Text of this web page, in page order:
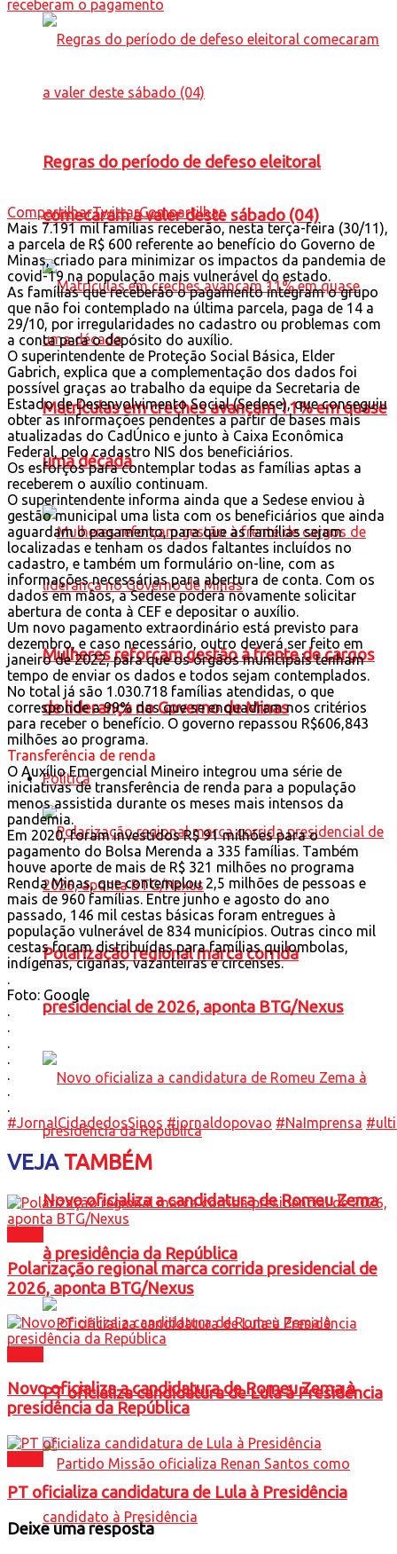
Regras do período de defeso eleitoral
comecaram a valer deste sábado (04)
Matrículas em creches avançam 11% em quase
uma década
Mulheres reforçam gestão à frente de cargos
de liderança no Governo de Minas
Política
Polarização regional marca corrida
presidencial de 2026, aponta BTG/Nexus
Novo oficializa a candidatura de Romeu Zema
à presidência da República
PT oficializa candidatura de Lula à Presidência
CompartilharTwittarCompartilhar
Mais 7.191 mil famílias receberão, nesta terça-feira (30/11),
a parcela de R$ 600 referente ao benefício do Governo de
Minas, criado para minimizar os impactos da pandemia de
covid-19 na população mais vulnerável do estado.
As famílias que receberão o pagamento integram o grupo
que não foi contemplado na última parcela, paga de 14 a
29/10, por irregularidades no cadastro ou problemas com
a conta para o depósito do auxílio.
O superintendente de Proteção Social Básica, Elder
Gabrich, explica que a complementação dos dados foi
possível graças ao trabalho da equipe da Secretaria de
Estado de Desenvolvimento Social (Sedese), que conseguiu
obter as informações pendentes a partir de bases mais
atualizadas do CadÚnico e junto à Caixa Econômica
Federal, pelo cadastro NIS dos beneficiários.
Os esforços para contemplar todas as famílias aptas a
receberem o auxílio continuam.
O superintendente informa ainda que a Sedese enviou à
gestão municipal uma lista com os beneficiários que ainda
aguardam o pagamento, para que as famílias sejam
localizadas e tenham os dados faltantes incluídos no
cadastro, e também um formulário on-line, com as
informações necessárias para abertura de conta. Com os
dados em mãos, a Sedese poderá novamente solicitar
abertura de conta à CEF e depositar o auxílio.
Um novo pagamento extraordinário está previsto para
dezembro, e caso necessário, outro deverá ser feito em
janeiro de 2022, para que os órgãos municipais tenham
tempo de enviar os dados e todos sejam contemplados.
No total já são 1.030.718 famílias atendidas, o que
corresponde a 99% das que se enquadram nos critérios
para receber o benefício. O governo repassou R$606,843
milhões ao programa.
Transferência de renda
O Auxílio Emergencial Mineiro integrou uma série de
iniciativas de transferência de renda para a população
menos assistida durante os meses mais intensos da
pandemia.
Em 2020, foram investidos R$ 91 milhões para o
pagamento do Bolsa Merenda a 335 famílias. Também
houve aporte de mais de R$ 321 milhões no programa
Renda Minas, que contemplou 2,5 milhões de pessoas e
mais de 960 famílias. Entre junho e agosto do ano
passado, 146 mil cestas básicas foram entregues à
população vulnerável de 834 municípios. Outras cinco mil
cestas foram distribuídas para famílias quilombolas,
indígenas, ciganas, vazanteiras e circenses.
.
Foto: Google
.
.
.
.
.
.
.
#JornalCidadedosSinos #jornaldopovao #NaImprensa
VEJATAMBÉM
Polarização regional marca corrida presidencial de
2026, aponta BTG/Nexus
Novo oficializa a candidatura de Romeu Zema à
presidência da República
PT oficializa candidatura de Lula à Presidência
Deixe uma resposta